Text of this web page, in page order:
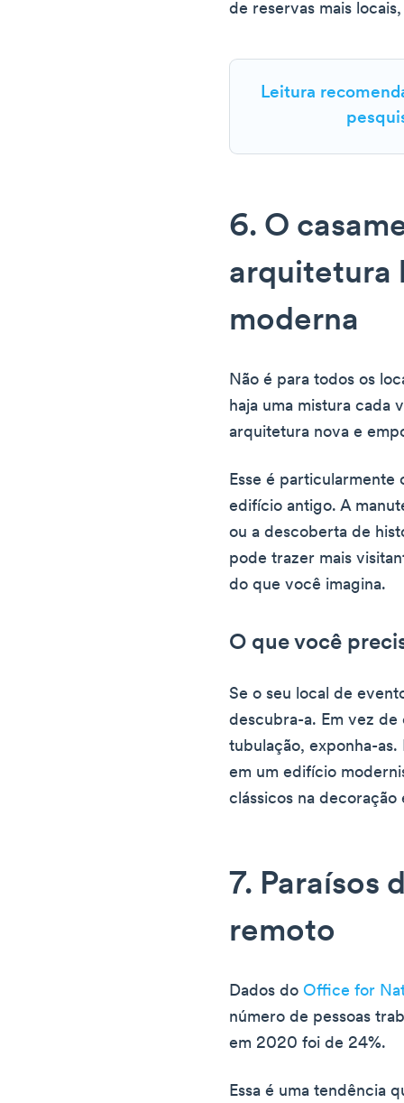
de reservas mais
Leitura
6. O
arquitetura
moderna
Não é para todos os
haja uma mistura cada
arquitetura nova e
Esse é particularmente
edifício antigo. A
ou a descoberta de
pode trazer mais
do que você imagina.
O que você
Se o seu local de
descubra-a. Em vez de
tubulação, exponha-
em um edifício
clássicos na decoração
7. Paraísos
remoto
Dados doOffice for
número de pessoas
em 2020 foi de 24%.
Essa é uma tendência